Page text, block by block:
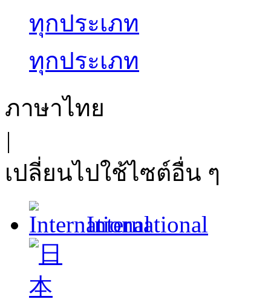
ทุกประเภท
ทุกประเภท
ภาษาไทย
|
เปลี่ยนไปใช้ไซต์อื่น ๆ
International